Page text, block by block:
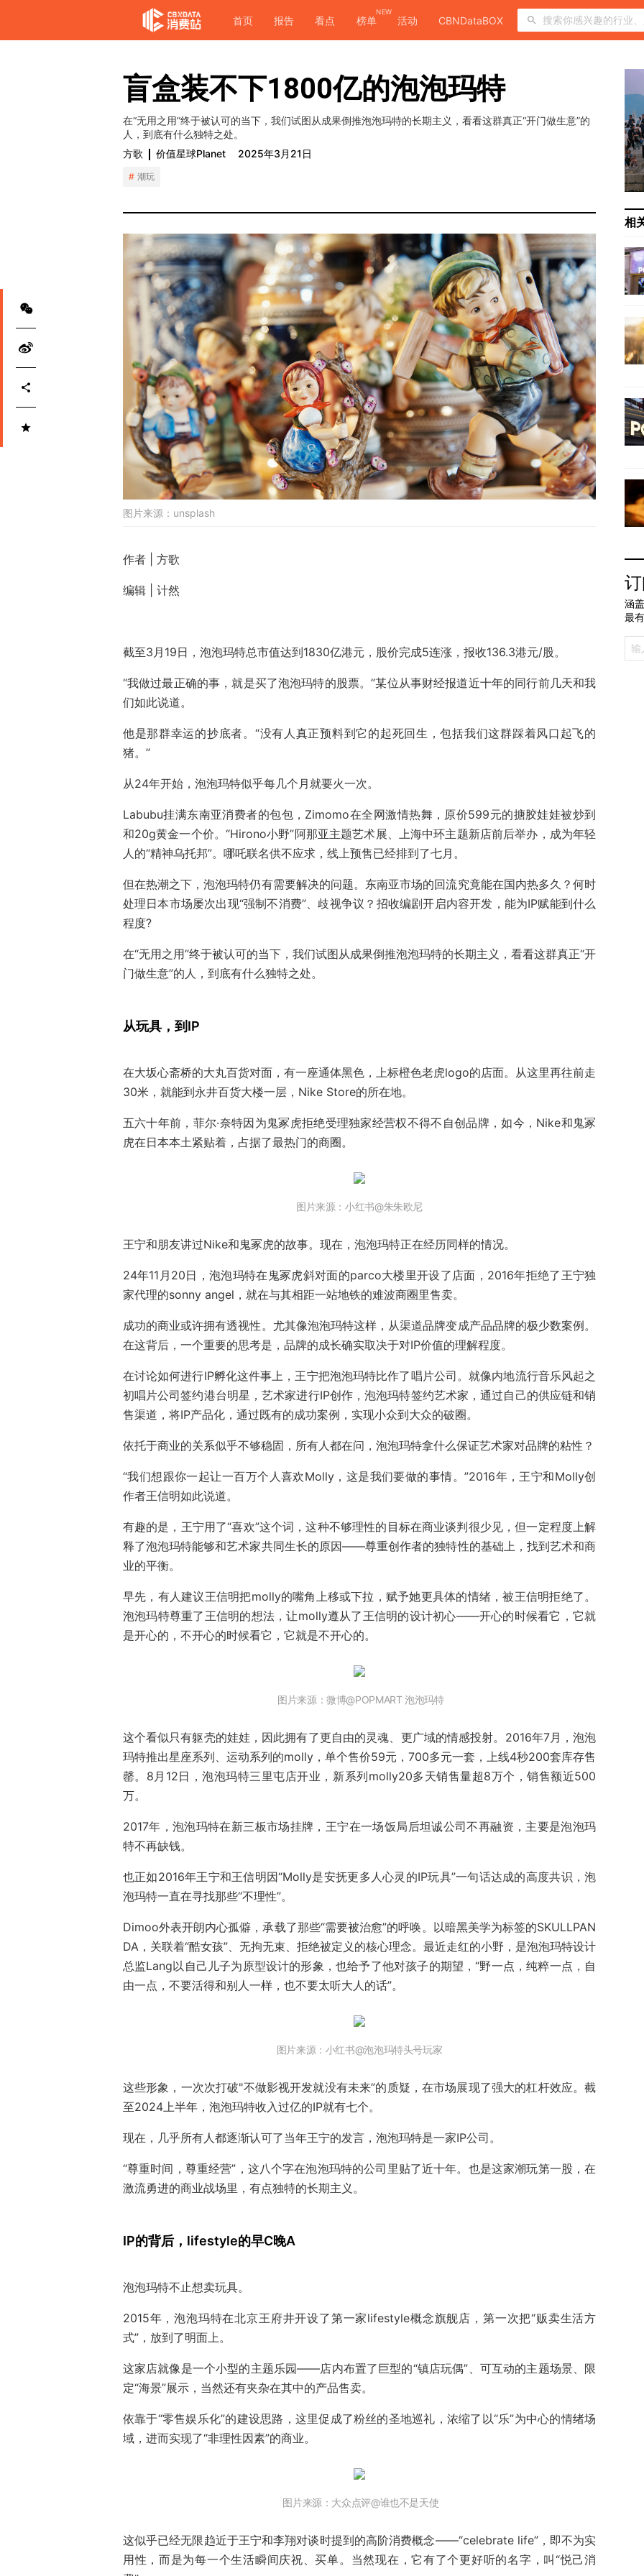
首页 报告 看点 榜单
NEW
活动 CBNDataBOX
盲盒装不下1800亿的泡泡玛特
在“无用之用”终于被认可的当下，我们试图从成果倒推泡泡玛特的长期主义，看看这群真正“开门做生意”的
人，到底有什么独特之处。
方歌
价值星球Planet 2025年3月21日
潮玩
图片来源： unsplash
作者 | 方歌
编辑 | 计然
截至3月19日，泡泡玛特总市值达到1830亿港元，股价完成5连涨，报收136.3港元/股。
“我做过最正确的事，就是买了泡泡玛特的股票。”某位从事财经报道近十年的同行前几天和我
们如此说道。
他是那群幸运的抄底者。“没有人真正预料到它的起死回生，包括我们这群踩着风口起飞的
猪。”
从24年开始，泡泡玛特似乎每几个月就要火一次。
Labubu挂满东南亚消费者的包包，Zimomo在全网激情热舞，原价599元的搪胶娃娃被炒到
和20g黄金一个价。“Hirono小野”阿那亚主题艺术展、上海中环主题新店前后举办，成为年轻
人的“精神乌托邦”。哪吒联名供不应求，线上预售已经排到了七月。
但在热潮之下，泡泡玛特仍有需要解决的问题。东南亚市场的回流究竟能在国内热多久？何时
处理日本市场屡次出现“强制不消费”、歧视争议？招收编剧开启内容开发，能为IP赋能到什么
程度?
在“无用之用”终于被认可的当下，我们试图从成果倒推泡泡玛特的长期主义，看看这群真正“开
门做生意”的人，到底有什么独特之处。
从玩具，到IP
在大坂心斋桥的大丸百货对面，有一座通体黑色，上标橙色老虎logo的店面。从这里再往前走
30米，就能到永井百货大楼一层，Nike Store的所在地。
五六十年前，菲尔·奈特因为鬼冢虎拒绝受理独家经营权不得不自创品牌，如今，Nike和鬼冢
虎在日本本土紧贴着，占据了最热门的商圈。
图片来源：小红书@朱朱欧尼
王宁和朋友讲过Nike和鬼冢虎的故事。现在，泡泡玛特正在经历同样的情况。
24年11月20日，泡泡玛特在鬼冢虎斜对面的parco大楼里开设了店面，2016年拒绝了王宁独
家代理的sonny angel，就在与其相距一站地铁的难波商圈里售卖。
成功的商业或许拥有透视性。尤其像泡泡玛特这样，从渠道品牌变成产品品牌的极少数案例。
在这背后，一个重要的思考是，品牌的成长确实取决于对IP价值的理解程度。
在讨论如何进行IP孵化这件事上，王宁把泡泡玛特比作了唱片公司。就像内地流行音乐风起之
初唱片公司签约港台明星，艺术家进行IP创作，泡泡玛特签约艺术家，通过自己的供应链和销
售渠道，将IP产品化，通过既有的成功案例，实现小众到大众的破圈。
依托于商业的关系似乎不够稳固，所有人都在问，泡泡玛特拿什么保证艺术家对品牌的粘性？
“我们想跟你一起让一百万个人喜欢Molly，这是我们要做的事情。”2016年，王宁和Molly创
作者王信明如此说道。
有趣的是，王宁用了“喜欢”这个词，这种不够理性的目标在商业谈判很少见，但一定程度上解
释了泡泡玛特能够和艺术家共同生长的原因——尊重创作者的独特性的基础上，找到艺术和商
业的平衡。
早先，有人建议王信明把molly的嘴角上移或下拉，赋予她更具体的情绪，被王信明拒绝了。
泡泡玛特尊重了王信明的想法，让molly遵从了王信明的设计初心——开心的时候看它，它就
是开心的，不开心的时候看它，它就是不开心的。
图片来源：微博@POPMART 泡泡玛特
这个看似只有躯壳的娃娃，因此拥有了更自由的灵魂、更广域的情感投射。2016年7月，泡泡
玛特推出星座系列、运动系列的molly，单个售价59元，700多元一套，上线4秒200套库存售
罄。8月12日，泡泡玛特三里屯店开业，新系列molly20多天销售量超8万个，销售额近500
万。
2017年，泡泡玛特在新三板市场挂牌，王宁在一场饭局后坦诚公司不再融资，主要是泡泡玛
特不再缺钱。
也正如2016年王宁和王信明因“Molly是安抚更多人心灵的IP玩具”一句话达成的高度共识，泡
泡玛特一直在寻找那些“不理性”。
Dimoo外表开朗内心孤僻，承载了那些“需要被治愈”的呼唤。以暗黑美学为标签的SKULLPAN
DA，关联着“酷女孩”、无拘无束、拒绝被定义的核心理念。最近走红的小野，是泡泡玛特设计
总监Lang以自己儿子为原型设计的形象，也给予了他对孩子的期望，“野一点，纯粹一点，自
由一点，不要活得和别人一样，也不要太听大人的话”。
图片来源：小红书@泡泡玛特头号玩家
这些形象，一次次打破"不做影视开发就没有未来”的质疑，在市场展现了强大的杠杆效应。截
至2024上半年，泡泡玛特收入过亿的IP就有七个。
现在，几乎所有人都逐渐认可了当年王宁的发言，泡泡玛特是一家IP公司。
“尊重时间，尊重经营”，这八个字在泡泡玛特的公司里贴了近十年。也是这家潮玩第一股，在
激流勇进的商业战场里，有点独特的长期主义。
IP的背后，lifestyle的早C晚A
泡泡玛特不止想卖玩具。
2015年，泡泡玛特在北京王府井开设了第一家lifestyle概念旗舰店，第一次把“贩卖生活方
式”，放到了明面上。
这家店就像是一个小型的主题乐园——店内布置了巨型的“镇店玩偶”、可互动的主题场景、限
定“海景”展示，当然还有夹杂在其中的产品售卖。
依靠于“零售娱乐化”的建设思路，这里促成了粉丝的圣地巡礼，浓缩了以“乐”为中心的情绪场
域，进而实现了“非理性因素”的商业。
图片来源：大众点评@谁也不是天使
这似乎已经无限趋近于王宁和李翔对谈时提到的高阶消费概念——“celebrate life”，即不为实
用性，而是为每一个生活瞬间庆祝、买单。当然现在，它有了个更好听的名字，叫“悦己消
相
涵
最